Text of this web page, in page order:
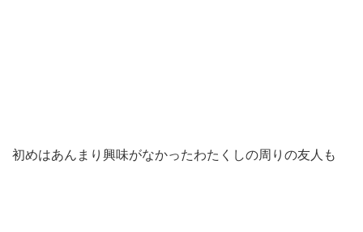
初めはあんまり興味がなかったわたくしの周りの友人も